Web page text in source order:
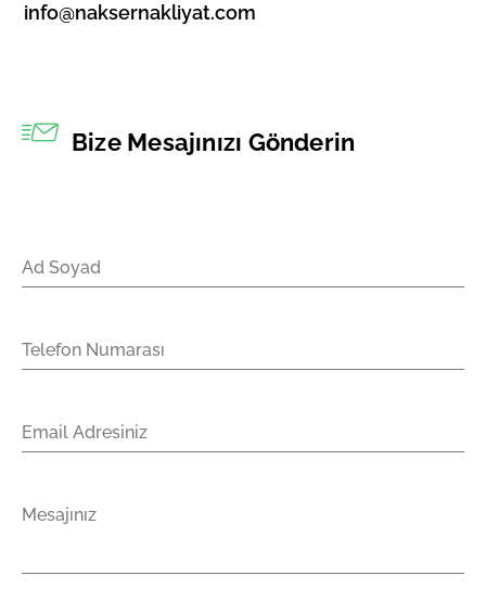
info@naksernakliyat.com
Bize Mesajınızı Gönderin